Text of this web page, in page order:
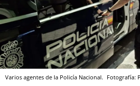
Varios agentes de la Policía Nacional. Fotografía: